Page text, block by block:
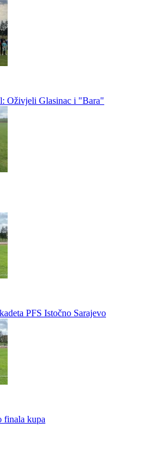
Oživjeli Glasinac i "Bara"
PFS Istočno Sarajevo
finala kupa